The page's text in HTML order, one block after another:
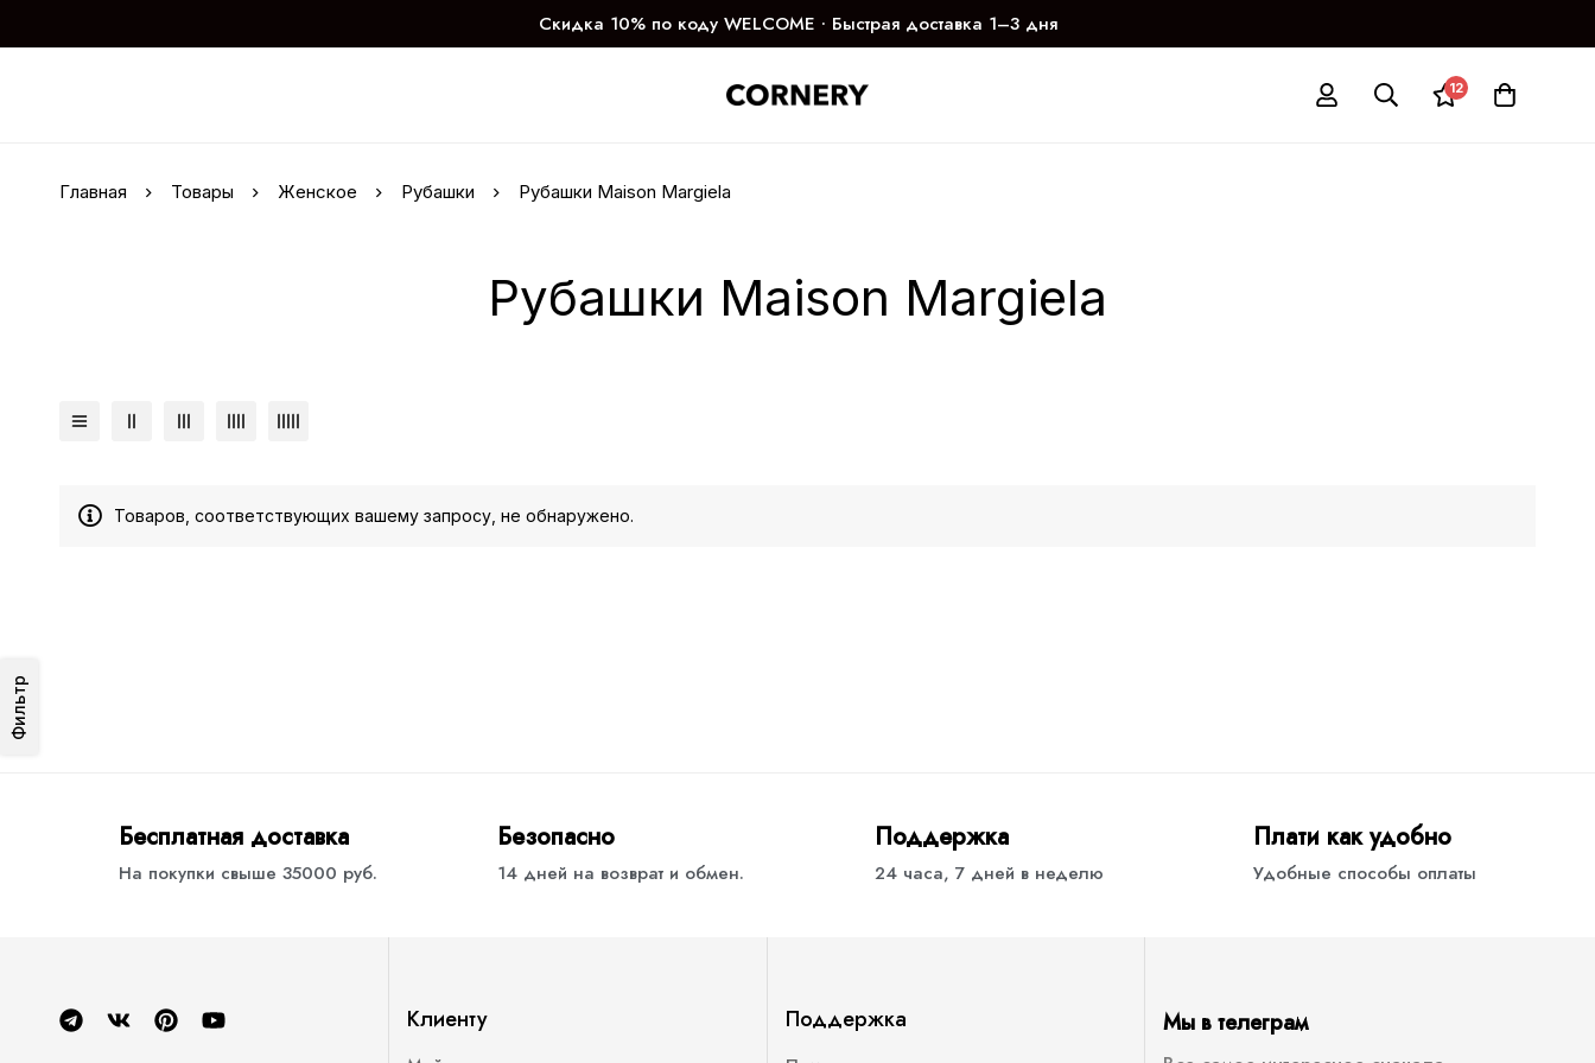
Скидка 10% по коду WELCOME ∙ Быстрая доставка 1–3 дня
12
Главная Товары Женское Рубашки Рубашки Maison Margiela
Рубашки Maison Margiela
Фильтр
Товаров, соответствующих вашему запросу, не обнаружено.
Бесплатная доставка
На покупки свыше 35000 руб.
Безопасно
14 дней на возврат и обмен.
Поддержка
24 часа, 7 дней в неделю
Плати как удобно
Удобные способы оплаты
Клиенту Поддержка Мы в телеграм